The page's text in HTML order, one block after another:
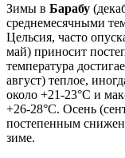
Зимы в Барабу
среднемесячными
Цельсия, часто
май) приносит
температура
август) теплое,
около +21-23°C и
+26-28°C. Осень
постепенным
зиме.